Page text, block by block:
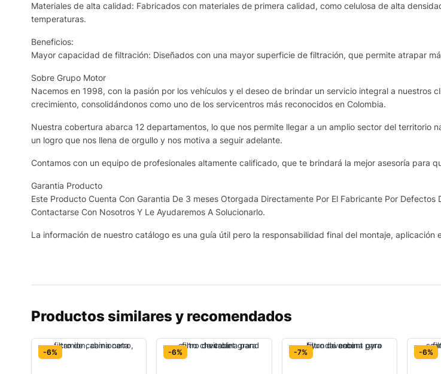
Materiales de alta calidad: Fabricados con materiales de primera calidad, como celulosa de alta
temperaturas.
Beneficios:
Mayor capacidad de filtración: Diseñados con una mayor superficie de filtración, que permite atrapar
Sobre Grupo Motor
Nacemos en 1998, con la pasión por los vehículos y el deseo de brindar un servicio integral a nuestros
crecimiento, consolidándonos como uno de los servicentros más reconocidos en Colombia.
Nuestra cobertura abarca 12 departamentos, lo que nos permite llegar a un amplio sector del territorio
un logro que nos llena de orgullo y nos motiva a seguir adelante.
Contamos con un equipo de profesionales altamente calificado, que te brindará la mejor asesoría para
Garantia Producto
Este Producto Cuenta Con Garantia De 3 meses Otorgada Directamente Por El Fabricante Por
Contactarse Con Nosotros Y Le Ayudaremos A Solucionarlo.
La información de nuestro catálogo es una guía útil pero la responsabilidad final del montaje,
Productos similares y recomendados
-6% -6% -7% -6%